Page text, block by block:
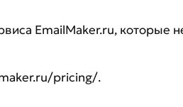
EmailMaker.ru,
pricing/.